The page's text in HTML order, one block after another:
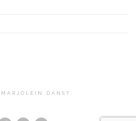
DANST.